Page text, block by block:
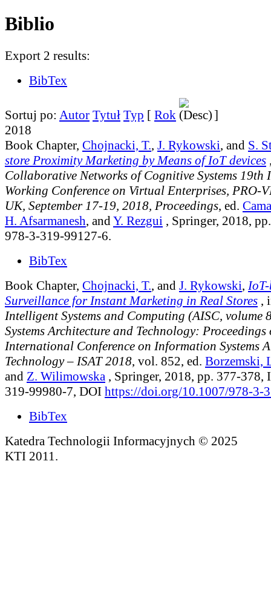
Biblio
Export 2 results:
BibTex
Sortuj po: Autor Tytuł Typ [ Rok
]
2018
Book Chapter, Chojnacki, T., J. Rykowski, and S.
store Proximity Marketing by Means of IoT devices
Collaborative Networks of Cognitive Systems 19th
Working Conference on Virtual Enterprises, PRO-
UK, September 17-19, 2018, Proceedings, ed.
H. Afsarmanesh, and Y. Rezgui , Springer, 2018,
978-3-319-99127-6.
BibTex
Book Chapter, Chojnacki, T., and J. Rykowski,
Surveillance for Instant Marketing in Real Stores ,
Intelligent Systems and Computing (AISC, volume
Systems Architecture and Technology:
International Conference on Information Systems
Technology – ISAT 2018, vol. 852, ed. Borzemski,
and Z. Wilimowska , Springer, 2018, pp. 377-378,
319-99980-7, DOI https://doi.org/10.1007/978-3-
BibTex
Katedra Technologii Informacyjnych © 2025
KTI 2011.